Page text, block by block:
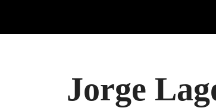
Jorge